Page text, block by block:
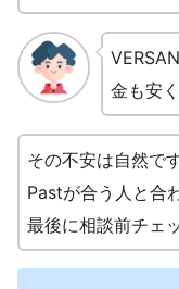
金も安
その不安は自然で
Pastが合う人と合
最後に相談前チェ